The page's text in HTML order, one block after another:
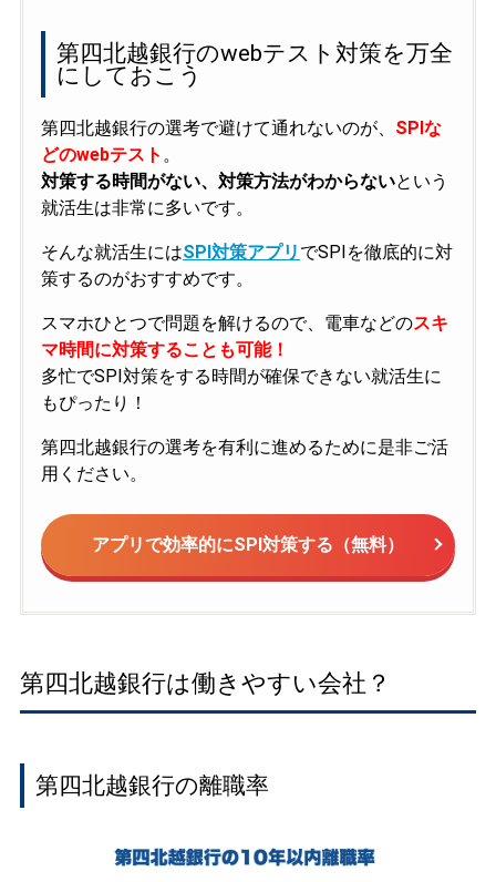
第四北越銀行のwebテスト対策を万全
にしておこう
第四北越銀行の選考で避けて通れないのが、 SPIな
どのwebテスト 。
対策する時間がない、対策方法がわからないという
就活生は非常に多いです。
そんな就活生にはSPI対策アプリ でSPIを徹底的に対
策するのがおすすめです。
スマホひとつで問題を解けるので、電車などのスキ
マ時間に対策することも可能！
多忙でSPI対策をする時間が確保できない就活生に
もぴったり！
第四北越銀行の選考を有利に進めるために是非ご活
用ください。
アプリで効率的にSPI対策する（無料）
第四北越銀行は働きやすい会社？
第四北越銀行の離職率